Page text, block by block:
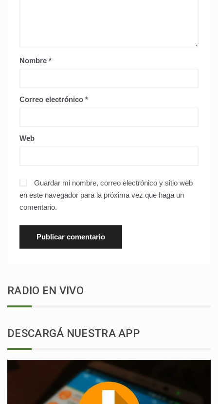
Nombre *
Correo electrónico *
Web
Guardar mi nombre, correo electrónico y sitio web
en este navegador para la próxima vez que haga un
comentario.
RADIO EN VIVO
DESCARGÁ NUESTRA APP